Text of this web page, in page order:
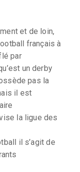
et de loin,
français à
par
un derby
pas la
il est
la ligue des
il s’agit de